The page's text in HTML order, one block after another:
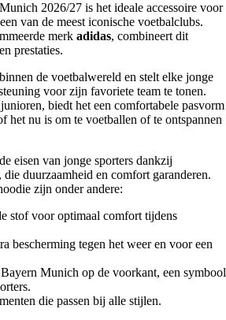
2026/27 is het ideale accessoire voor
van de meest iconische voetbalclubs.
merk adidas, combineert dit
prestaties.
de voetbalwereld en stelt elke jonge
voor zijn favoriete team te tonen.
biedt het een comfortabele pasvorm
het nu is om te voetballen of te ontspannen
eisen van jonge sporters dankzij
duurzaamheid en comfort garanderen.
zijn onder andere:
stof voor optimaal comfort tijdens
bescherming tegen het weer en voor een
Munich op de voorkant, een symbool
die passen bij alle stijlen.